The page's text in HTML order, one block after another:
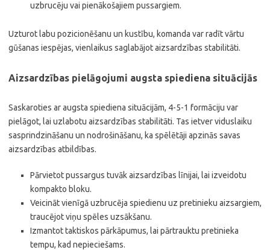
uzbrucēju vai pienākošajiem pussargiem.
Uzturot labu pozicionēšanu un kustību, komanda var radīt vārtu
gūšanas iespējas, vienlaikus saglabājot aizsardzības stabilitāti.
Aizsardzības pielāgojumi augsta spiediena situācijās
Saskaroties ar augsta spiediena situācijām, 4-5-1 formāciju var
pielāgot, lai uzlabotu aizsardzības stabilitāti. Tas ietver viduslaiku
sasprindzināšanu un nodrošināšanu, ka spēlētāji apzinās savas
aizsardzības atbildības.
Pārvietot pussargus tuvāk aizsardzības līnijai, lai izveidotu
kompakto bloku.
Veicināt vienīgā uzbrucēja spiedienu uz pretinieku aizsargiem,
traucējot viņu spēles uzsākšanu.
Izmantot taktiskos pārkāpumus, lai pārtrauktu pretinieka
tempu, kad nepieciešams.